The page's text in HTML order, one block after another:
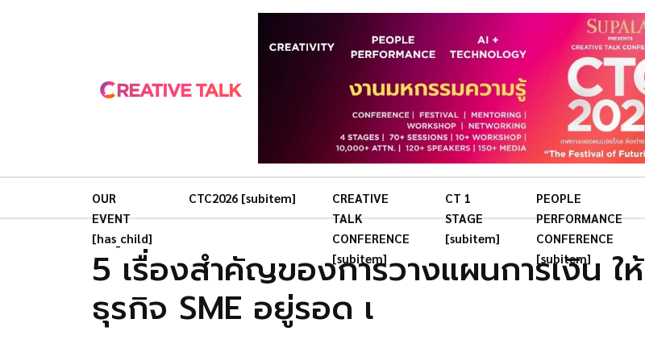
OUR
EVENT
[has_child]
CTC2026 [subitem]
CREATIVE
TALK
CONFERENCE
[subitem]
CT 1
STAGE
[subitem]
PEOPLE
PERFORMANCE
CONFERENCE
[subitem]
5 เรื่องสำคัญของการวางแผนการเงิน ให้
ธุรกิจ SME อยู่รอด เ